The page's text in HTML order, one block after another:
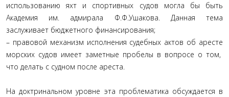
использованию яхт и спортивных судов могла бы быть
Академия им. адмирала Ф.Ф.Ушакова. Данная тема
заслуживает бюджетного финансирования;
– правовой механизм исполнения судебных актов об аресте
морских судов имеет заметные пробелы в вопросе о том,
что делать с судном после ареста.
На доктринальном уровне эта проблематика обсуждается в